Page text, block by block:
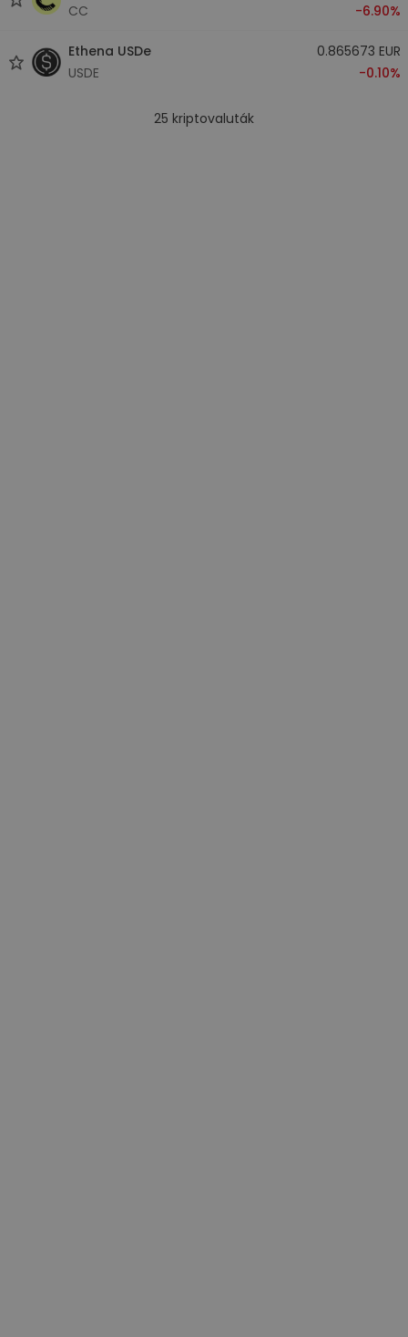
CC
-6.90%
Ethena USDe
USDE
0.865673 EUR
-0.10%
25 kriptovaluták